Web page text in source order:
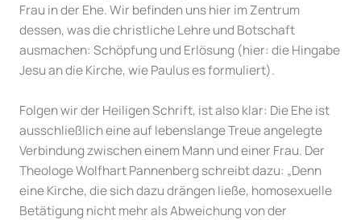
Frau in der Ehe. Wir befinden uns hier im Zentrum
dessen, was die christliche Lehre und Botschaft
ausmachen: Schöpfung und Erlösung (hier: die Hingabe
Jesu an die Kirche, wie Paulus es formuliert).
Folgen wir der Heiligen Schrift, ist also klar: Die Ehe ist
ausschließlich eine auf lebenslange Treue angelegte
Verbindung zwischen einem Mann und einer Frau. Der
Theologe Wolfhart Pannenberg schreibt dazu: „Denn
eine Kirche, die sich dazu drängen ließe, homosexuelle
Betätigung nicht mehr als Abweichung von der